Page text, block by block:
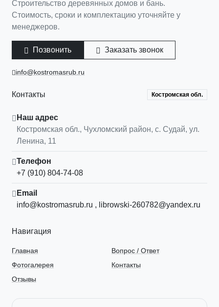
Строительство деревянных домов и бань.
Стоимость, сроки и комплектацию уточняйте у
менеджеров.
Позвонить Заказать звонок
info@kostromasrub.ru
Контакты Костромская обл.
Наш адрес
Костромская обл., Чухломский район, с. Судай, ул.
Ленина, 11
Телефон
+7 (910) 804-74-08
Email
info@kostromasrub.ru , librowski-260782@yandex.ru
Навигация
Главная
Фотогалерея
Отзывы
Вопрос / Ответ
Контакты